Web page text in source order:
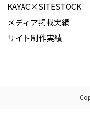
KAYAC×SITESTOCK
メディア掲載実績
サイト制作実績